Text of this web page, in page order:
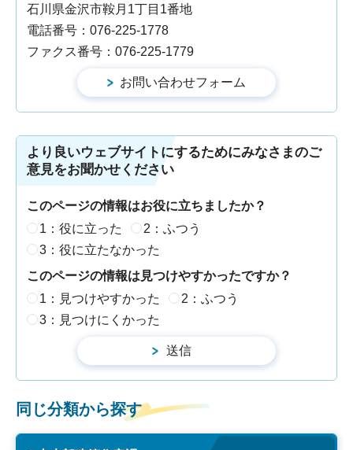
石川県金沢市鞍月1丁目1番地
電話番号：076-225-1778
ファクス番号：076-225-1779
より良いウェブサイトにするためにみなさまのご
意見をお聞かせください
このページの情報はお役に立ちましたか？
1：役に立った
2：ふつう
3：役に立たなかった
このページの情報は見つけやすかったですか？
1：見つけやすかった
2：ふつう
3：見つけにくかった
同じ分類から探す